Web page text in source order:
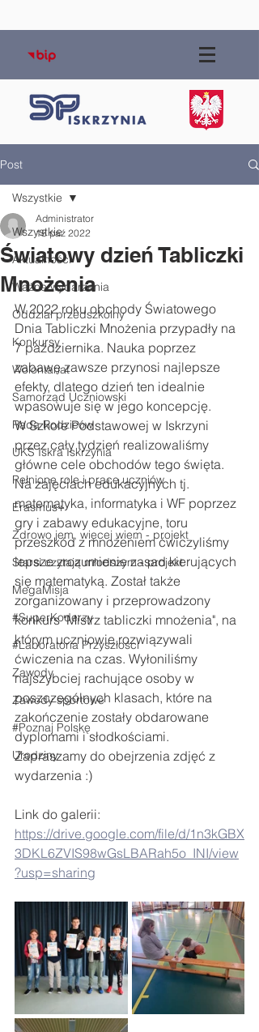
Post
Wszystkie
Aktualności
Ważne wydarzenia
Oddział przedszkolny
Konkursy
Wolontariat
Samorząd Uczniowski
Rada Rodziców
UKS Iskra Iskrzynia
Pełnione role i prace uczniów
Erasmus+
Zdrowo jem, więcej wiem - projekt
Starsi czytają młodszym - projekt
MegaMisja
#SuperKoderzy
#Laboratoria Przyszłości
Zawody
Zawody sportowe
#Poznaj Polskę
Urodziny
Wszystkie
Światowy dzień Tabliczki
Mnożenia
Administrator
18 paź 2022
W 2022 roku obchody Światowego
Dnia Tabliczki Mnożenia przypadły na
7 października. Nauka poprzez
zabawę zawsze przynosi najlepsze
efekty, dlatego dzień ten idealnie
wpasowuje się w jego koncepcję.
W Szkole Podstawowej w Iskrzyni
przez cały tydzień realizowaliśmy
główne cele obchodów tego święta.
Na zajęciach edukacyjnych tj.
matematyka, informatyka i WF poprzez
gry i zabawy edukacyjne, toru
przeszkód z mnożeniem ćwiczyliśmy
lepsze zrozumienie zasad kierujących
się matematyką. Został także
zorganizowany i przeprowadzony
konkurs "Mistrz tabliczki mnożenia", na
którym uczniowie rozwiązywali
ćwiczenia na czas. Wyłoniliśmy
najszybciej rachujące osoby w
poszczególnych klasach, które na
zakończenie zostały obdarowane
dyplomami i słodkościami.
Zapraszamy do obejrzenia zdjęć z
wydarzenia :)
Link do galerii:
https://drive.google.com/file/d/1n3kGBX
3DKL6ZVIS98wGsLBARah5o_INI/view
?usp=sharing